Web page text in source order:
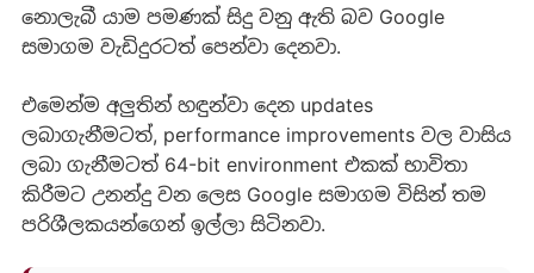
නොලැබී යාම පමණක් සිදු වනු ඇති බව Google
සමාගම වැඩිදුරටත් පෙන්වා දෙනවා.
එමෙන්ම අලුතින් හඳුන්වා දෙන updates
ලබාගැනීමටත්, performance improvements වල වාසිය
ලබා ගැනීමටත් 64-bit environment එකක් භාවිතා
කිරීමට උනන්දු වන ලෙස Google සමාගම විසින් තම
පරිශීලකයන්ගෙන් ඉල්ලා සිටිනවා.